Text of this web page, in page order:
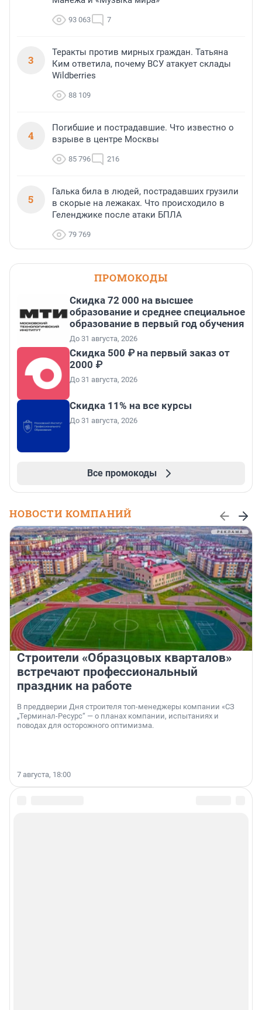
93 063 7
3
Теракты против мирных граждан. Татьяна
Ким ответила, почему ВСУ атакует склады
Wildberries
88 109
4
Погибшие и пострадавшие. Что известно о
взрыве в центре Москвы
85 796 216
5
Галька била в людей, пострадавших грузили
в скорые на лежаках. Что происходило в
Геленджике после атаки БПЛА
79 769
ПРОМОКОДЫ
Скидка 72 000 на высшее
образование и среднее специальное
образование в первый год обучения
До 31 августа, 2026
Скидка 500 ₽ на первый заказ от
2000 ₽
До 31 августа, 2026
Скидка 11% на все курсы
До 31 августа, 2026
Все промокоды
НОВОСТИ КОМПАНИЙ
Строители «Образцовых кварталов»
встречают профессиональный
праздник на работе
В преддверии Дня строителя топ-менеджеры компании «СЗ
„Терминал-Ресурс“ — о планах компании, испытаниях и
поводах для осторожного оптимизма.
7 августа, 18:00